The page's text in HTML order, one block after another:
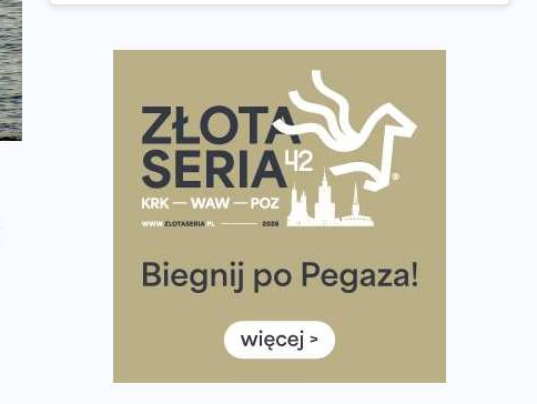
diety
Rozbiegany Olsztyn szykuje się na weekend z
Już w tę sobotę 35. Bieg Powstania Warszawskiego.
Wystartuje rekordowa liczba uczestników
35. Bieg Powstania Warszawskiego – praktyczny
poradnik przed startem
często biegać, żeby robić postępy
Już w ten weekend! Przed nami Nocny Portowy
Maraton i Półmaraton Szczeciński. Wszystko, co warto